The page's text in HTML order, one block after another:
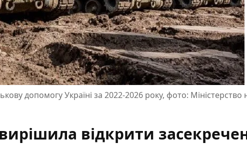
допомогу Україні за 2022-2026 року, фото:
відкрити